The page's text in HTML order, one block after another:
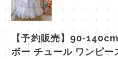
【予約販売】90-
ボー チュール ワンピ